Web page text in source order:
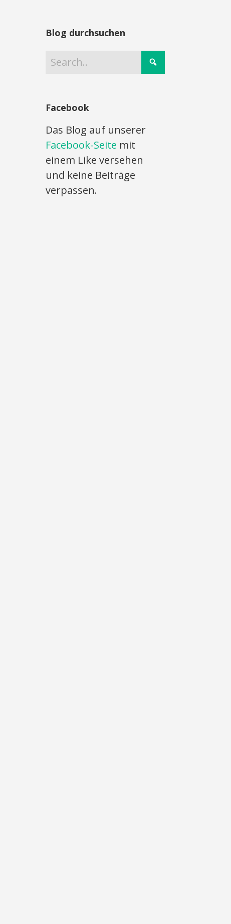
Blog durchsuchen
Facebook
Das Blog auf unserer
Facebook-Seite mit
einem Like versehen
und keine Beiträge
verpassen.